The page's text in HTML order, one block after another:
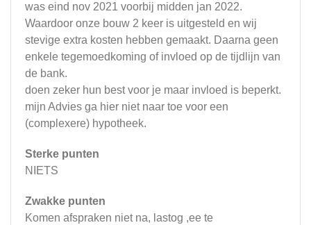
was eind nov 2021 voorbij midden jan 2022.
Waardoor onze bouw 2 keer is uitgesteld en wij
stevige extra kosten hebben gemaakt. Daarna geen
enkele tegemoedkoming of invloed op de tijdlijn van
de bank.
doen zeker hun best voor je maar invloed is beperkt.
mijn Advies ga hier niet naar toe voor een
(complexere) hypotheek.
Sterke punten
NIETS
Zwakke punten
Komen afspraken niet na, lastog ,ee te